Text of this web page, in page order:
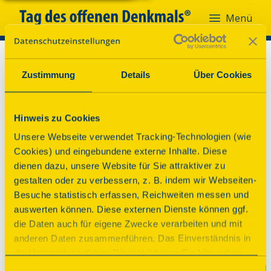
Zustimmung Details Über Cookies
Hinweis zu Cookies
Unsere Webseite verwendet Tracking-Technologien (wie
Cookies) und eingebundene externe Inhalte. Diese
dienen dazu, unsere Website für Sie attraktiver zu
gestalten oder zu verbessern, z. B. indem wir Webseiten-
Besuche statistisch erfassen, Reichweiten messen und
auswerten können. Diese externen Dienste können ggf.
die Daten auch für eigene Zwecke verarbeiten und mit
anderen Daten zusammenführen. Das Einverständnis in
die Verwendung dieser Dienste können Sie hier geben.
Menü